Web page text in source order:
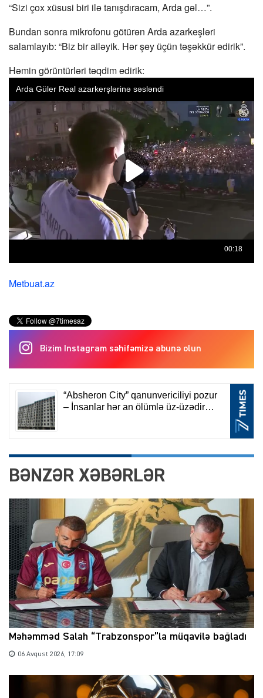
“Sizi çox xüsusi biri ilə tanışdıracam, Arda gəl…”.
Bundan sonra mikrofonu götürən Arda azarkeşləri
salamlayıb: “Biz bir ailəyik. Hər şey üçün təşəkkür edirik”.
Həmin görüntürləri təqdim edirik:
Metbuat.az
Bizim Instagram səhifəmizə abunə olun
BƏNZƏR XƏBƏRLƏR
Məhəmməd Salah “Trabzonspor”la müqavilə bağladı
06 Avqust 2026, 17:09